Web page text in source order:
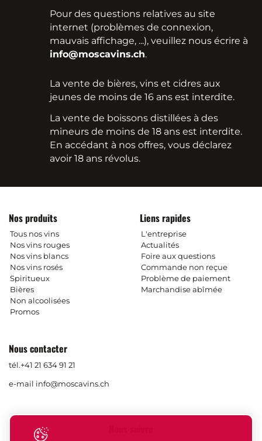
Pour des questions relatives au site
internet (problèmes de connexion,
mauvais affichage, ...), veuillez nous écrire à
info@moscavins.ch.
La vente de bières, vins et cidres aux
jeunes de moins de 16 ans est interdite.
La vente de boissons distillées à des
mineurs de moins de 18 ans est interdite.
En accédant à nos offres, vous déclarez
avoir 18 ans révolus.
Nos produits
Tous nos vins
Nos vins rouges
Nos vins blancs
Nos vins rosés
Spiritueux
Bières
Non alcoolisées
Promos
Liens rapides
L'entreprise
Actualités
Foire aux questions
Commande non reçue
Problème de paiement
Marchandise abîmée
Nous contacter
tél.+41 21 634 91 21
e-mail info@moscavins.ch